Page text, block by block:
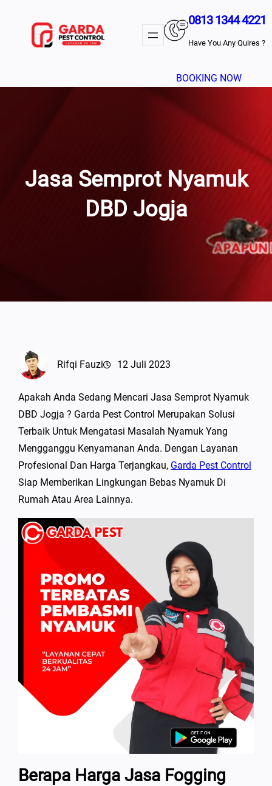
0813 1344 4221
Have You Any Quires ?
BOOKING NOW
Jasa Semprot Nyamuk
DBD Jogja
Rifqi Fauzi 12 Juli 2023
Apakah Anda Sedang Mencari Jasa Semprot Nyamuk
DBD Jogja ? Garda Pest Control Merupakan Solusi
Terbaik Untuk Mengatasi Masalah Nyamuk Yang
Mengganggu Kenyamanan Anda. Dengan Layanan
Profesional Dan Harga Terjangkau, Garda Pest Control
Siap Memberikan Lingkungan Bebas Nyamuk Di
Rumah Atau Area Lainnya.
Berapa Harga Jasa Fogging